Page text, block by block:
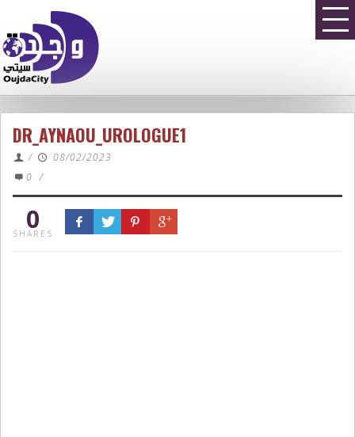
DR_AYNAOU_UROLOGUE1
/
08/02/2023
0 /
0
SHARES